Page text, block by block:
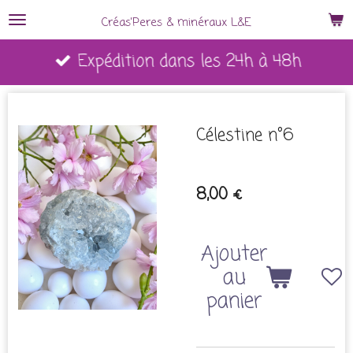
Passer
Créas'Peres & minéraux L&E
Expédition dans les 24h à 48h
Célestine n°6
8,00 €
Ajouter
au
panier